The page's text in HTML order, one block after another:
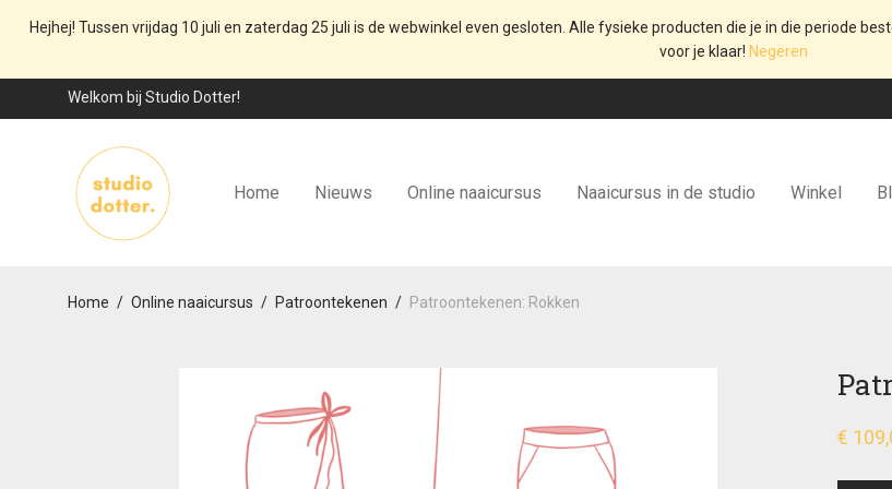
Hejhej! Tussen vrijdag 10 juli en zaterdag 25 juli is de webwinkel even gesloten. Alle fysieke producten die je in die periode
voor je klaar! Negeren
Welkom bij Studio Dotter!
Home Nieuws Online naaicursus Naaicursus in de studio Winkel
Home / Online naaicursus / Patroontekenen / Patroontekenen: Rokken
€